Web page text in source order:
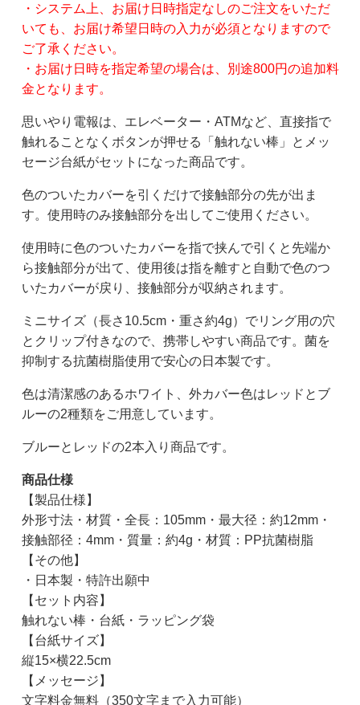
・システム上、お届け日時指定なしのご注文をいただ
いても、お届け希望日時の入力が必須となりますので
ご了承ください。
・お届け日時を指定希望の場合は、別途800円の追加料
金となります。
思いやり電報は、エレベーター・ATMなど、直接指で
触れることなくボタンが押せる「触れない棒」とメッ
セージ台紙がセットになった商品です。
色のついたカバーを引くだけで接触部分の先が出ま
す。使用時のみ接触部分を出してご使用ください。
使用時に色のついたカバーを指で挟んで引くと先端か
ら接触部分が出て、使用後は指を離すと自動で色のつ
いたカバーが戻り、接触部分が収納されます。
ミニサイズ（長さ10.5cm・重さ約4g）でリング用の穴
とクリップ付きなので、携帯しやすい商品です。菌を
抑制する抗菌樹脂使用で安心の日本製です。
色は清潔感のあるホワイト、外カバー色はレッドとブ
ルーの2種類をご用意しています。
ブルーとレッドの2本入り商品です。
商品仕様
【製品仕様】
外形寸法・材質・全長：105mm・最大径：約12mm・
接触部径：4mm・質量：約4g・材質：PP抗菌樹脂
【その他】
・日本製・特許出願中
【セット内容】
触れない棒・台紙・ラッピング袋
【台紙サイズ】
縦15×横22.5cm
【メッセージ】
文字料金無料（350文字まで入力可能）